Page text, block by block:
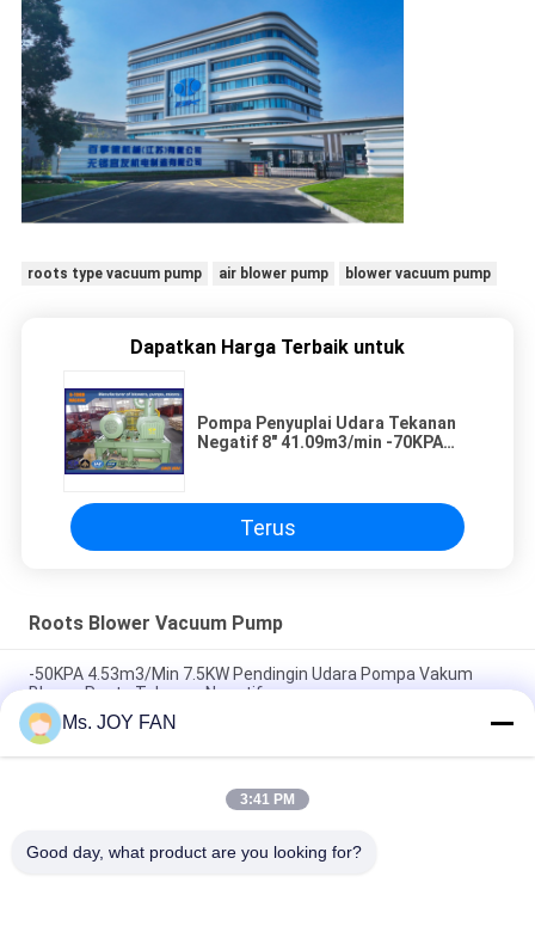
roots type vacuum pump air blower pump blower vacuum pump
Dapatkan Harga Terbaik untuk
Pompa Penyuplai Udara Tekanan
Negatif 8" 41.09m3/min -70KPA
Terus
Roots Blower Vacuum Pump
-50KPA 4.53m3/Min 7.5KW Pendingin Udara Pompa Vakum
Blower Roots Tekanan Negatif
105.14m3/Min -50 ~ -55kpa 160kw Pendingin Udara
Pengolahan Air Roots Blower Pompa Vakum
Pompa Penyuplai Udara Tekanan Negatif 8" 41.09m3/min
Ms. JOY FAN
3:41 PM
Good day, what product are you looking for?